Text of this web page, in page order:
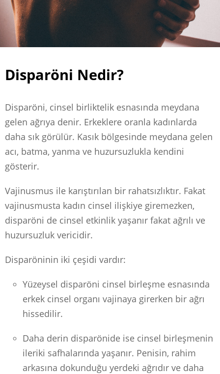
Disparöni Nedir?
Disparöni, cinsel birliktelik esnasında meydana
gelen ağrıya denir. Erkeklere oranla kadınlarda
daha sık görülür. Kasık bölgesinde meydana gelen
acı, batma, yanma ve huzursuzlukla kendini
gösterir.
Vajinusmus ile karıştırılan bir rahatsızlıktır. Fakat
vajinusmusta kadın cinsel ilişkiye giremezken,
disparöni de cinsel etkinlik yaşanır fakat ağrılı ve
huzursuzluk vericidir.
Disparöninin iki çeşidi vardır:
Yüzeysel disparöni cinsel birleşme esnasında
erkek cinsel organı vajinaya girerken bir ağrı
hissedilir.
Daha derin disparönide ise cinsel birleşmenin
ileriki safhalarında yaşanır. Penisin, rahim
arkasına dokunduğu yerdeki ağrıdır ve daha